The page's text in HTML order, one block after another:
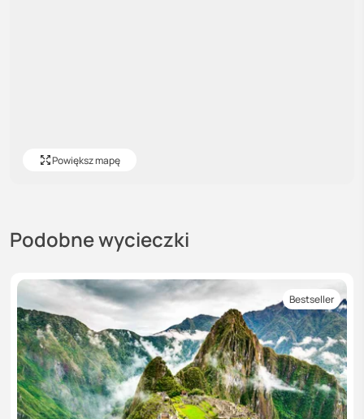
Powiększ mapę
Podobne wycieczki
Bestseller